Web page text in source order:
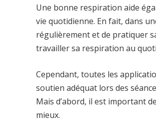
Une bonne respiration aide
vie quotidienne. En fait, dans
régulièrement et de pratiquer
travailler sa respiration au
Cependant, toutes les
soutien adéquat lors des
Mais d’abord, il est important
mieux.